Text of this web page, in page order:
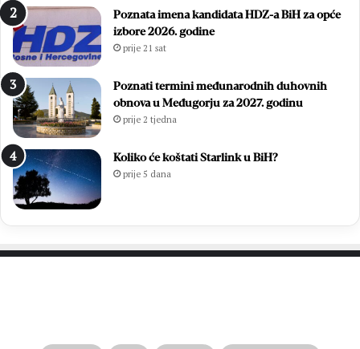
Poznata imena kandidata HDZ-a BiH za opće
izbore 2026. godine
prije 21 sat
Poznati termini međunarodnih duhovnih
obnova u Međugorju za 2027. godinu
prije 2 tjedna
Koliko će koštati Starlink u BiH?
prije 5 dana